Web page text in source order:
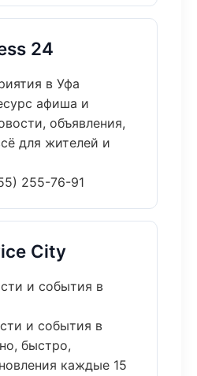
24
в Уфа
афиша и
объявления,
для жителей и
255-76-91
City
и события в
и события в
быстро,
каждые 15